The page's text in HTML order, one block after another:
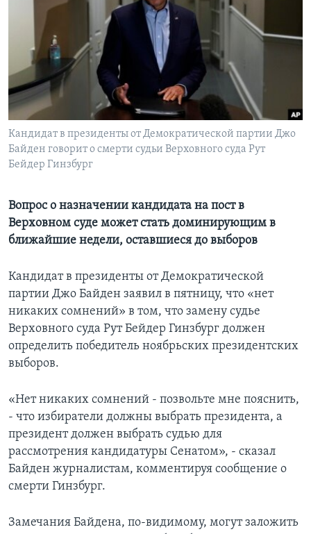
Learning English
СОЦИАЛЬНЫЕ СЕТИ
Кандидат в президенты от Демократической партии Джо
Байден говорит о смерти судьи Верховного суда Рут
Бейдер Гинзбург
Вопрос о назначении кандидата на пост в
Верховном суде может стать доминирующим в
ближайшие недели, оставшиеся до выборов
Кандидат в президенты от Демократической
партии Джо Байден заявил в пятницу, что «нет
никаких сомнений» в том, что замену судье
Верховного суда Рут Бейдер Гинзбург должен
определить победитель ноябрьских президентских
выборов.
«Нет никаких сомнений - позвольте мне пояснить,
- что избиратели должны выбрать президента, а
президент должен выбрать судью для
рассмотрения кандидатуры Сенатом», - сказал
Байден журналистам, комментируя сообщение о
смерти Гинзбург.
Замечания Байдена, по-видимому, могут заложить